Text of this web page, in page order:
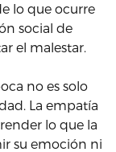
lo que ocurre
social de
el malestar.
no es solo
La empatía
lo que la
su emoción ni